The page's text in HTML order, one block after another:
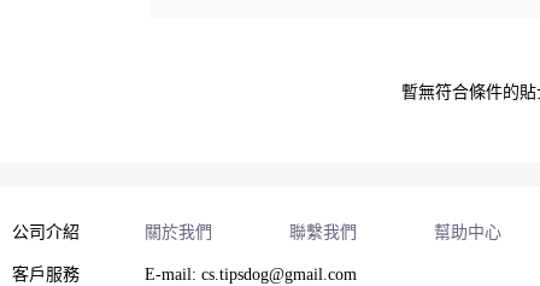
暫無符合條件的
公司介紹 關於我們 聯繫我們 幫助中心
客戶服務 E-mail: cs.tipsdog@gmail.com